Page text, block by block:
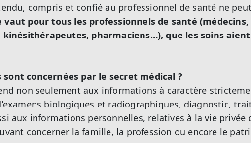
compris et confié au professionnel de santé ne
vaut pour tous les professionnels de santé
pharmaciens…), que les soins
concernées par le secret médical ?
non seulement aux informations à caractère
biologiques et radiographiques, diagnostic,
aux informations personnelles, relatives à la vie privée
concerner la famille, la profession ou encore le